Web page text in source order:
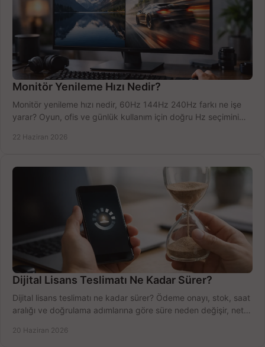
Monitör Yenileme Hızı Nedir?
Monitör yenileme hızı nedir, 60Hz 144Hz 240Hz farkı ne işe
yarar? Oyun, ofis ve günlük kullanım için doğru Hz seçimini
22 Haziran 2026
Dijital Lisans Teslimatı Ne Kadar Sürer?
Dijital lisans teslimatı ne kadar sürer? Ödeme onayı, stok, saat
aralığı ve doğrulama adımlarına göre süre neden değişir, net
20 Haziran 2026